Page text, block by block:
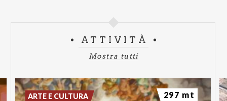
ATTIVITÀ
Mostra tutti
ARTE E CULTURA 297 mt